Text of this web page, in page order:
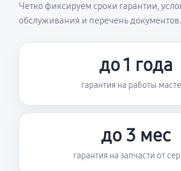
Четко фиксируем сроки гарантии,
обслуживания и перечень документов.
до 1 года
гарантия на работы
до 3 мес
гарантия на запчасти от